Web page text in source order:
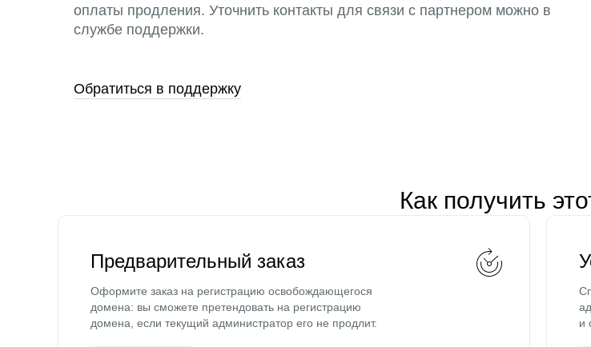
оплаты продления. Уточнить контакты для связи с партнером можно в
службе поддержки.
Обратиться в поддержку
Как получить
Предварительный заказ
Оформите заказ на регистрацию освобождающегося
домена: вы сможете претендовать на регистрацию
домена, если текущий администратор его не продлит.
и